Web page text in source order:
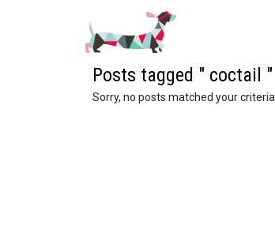
Posts tagged " coctail "
Sorry, no posts matched your criteria.